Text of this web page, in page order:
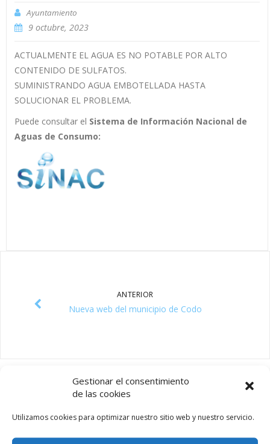
Gestionar el consentimiento
de las cookies
Utilizamos cookies para optimizar nuestro sitio web y nuestro servicio.
Ayuntamiento
9 octubre, 2023
ACTUALMENTE EL AGUA ES NO POTABLE POR ALTO
CONTENIDO DE SULFATOS.
SUMINISTRANDO AGUA EMBOTELLADA HASTA
SOLUCIONAR EL PROBLEMA.
Puede consultar el Sistema de Información Nacional de
Aguas de Consumo:
ANTERIOR
Nueva web del municipio de Codo
ÚLTIMAS NOTICIAS